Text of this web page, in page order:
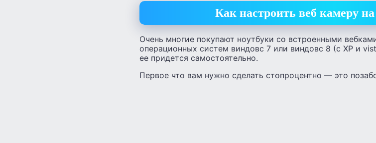
Как настроить веб камеру на
Очень многие покупают ноутбуки со встроенными
операционных систем виндовс 7 или виндовс 8 (c XP и
ее придется самостоятельно.
Первое что вам нужно сделать стопроцентно — это